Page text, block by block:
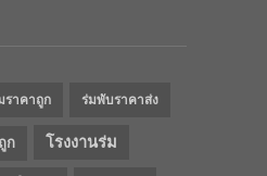
ราคาถูก ร่มพับราคาส่ง
ก โรงงานร่ม